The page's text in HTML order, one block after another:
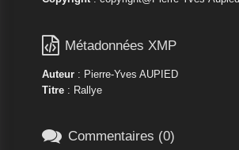
 Métadonnées XMP
Auteur: Pierre-Yves AUPIED
Titre: Rallye
 Commentaires (0)